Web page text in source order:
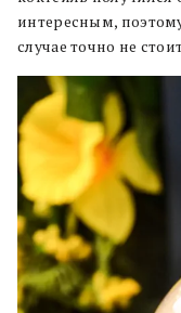
интересным,
случае точно не